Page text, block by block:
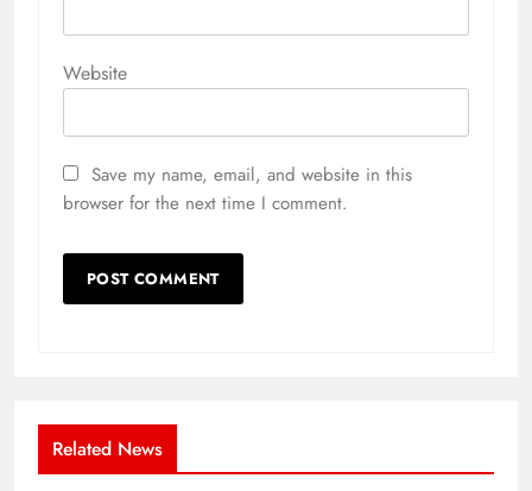
Website
Save my name, email, and website in this
browser for the next time I comment.
Related News